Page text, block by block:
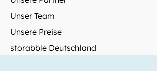
Unser Team
Unsere Preise
storabble Deutschland